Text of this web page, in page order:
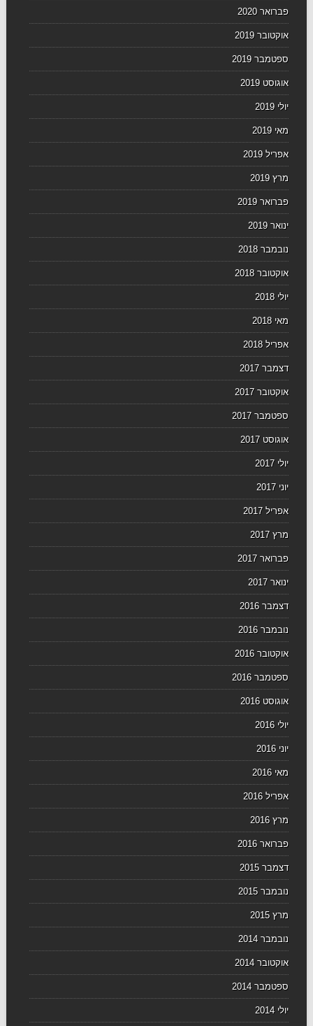
פברואר 2020
אוקטובר 2019
ספטמבר 2019
אוגוסט 2019
יולי 2019
מאי 2019
אפריל 2019
מרץ 2019
פברואר 2019
ינואר 2019
נובמבר 2018
אוקטובר 2018
יולי 2018
מאי 2018
אפריל 2018
דצמבר 2017
אוקטובר 2017
ספטמבר 2017
אוגוסט 2017
יולי 2017
יוני 2017
אפריל 2017
מרץ 2017
פברואר 2017
ינואר 2017
דצמבר 2016
נובמבר 2016
אוקטובר 2016
ספטמבר 2016
אוגוסט 2016
יולי 2016
יוני 2016
מאי 2016
אפריל 2016
מרץ 2016
פברואר 2016
דצמבר 2015
נובמבר 2015
מרץ 2015
נובמבר 2014
אוקטובר 2014
ספטמבר 2014
יולי 2014